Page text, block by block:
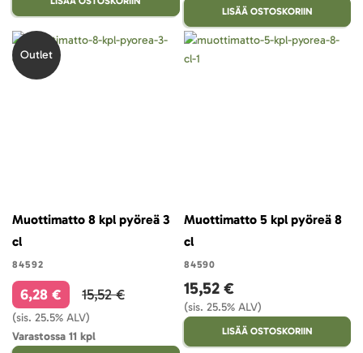
LISÄÄ OSTOSKORIIN
Outlet
Muottimatto 8 kpl pyöreä 3
cl
84592
6,28 € 15,52 €
(sis. 25.5% ALV)
Varastossa 11 kpl
Muottimatto 5 kpl pyöreä 8
cl
84590
15,52 €
(sis. 25.5% ALV)
LISÄÄ OSTOSKORIIN